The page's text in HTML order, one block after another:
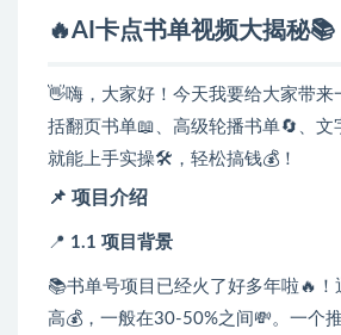
🔥AI卡点书单视频大揭秘
👋嗨，大家好！今天我要给大家带
括翻页书单📖、高级轮播书单🔄、
就能上手实操🛠️，轻松搞钱💰！
📌 项目介绍
📍 1.1 项目背景
📚书单号项目已经火了好多年啦🔥
高💰，一般在30-50%之间💸。一个